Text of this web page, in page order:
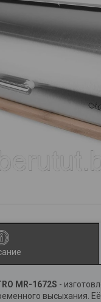
MR-1672S -
высыхания.